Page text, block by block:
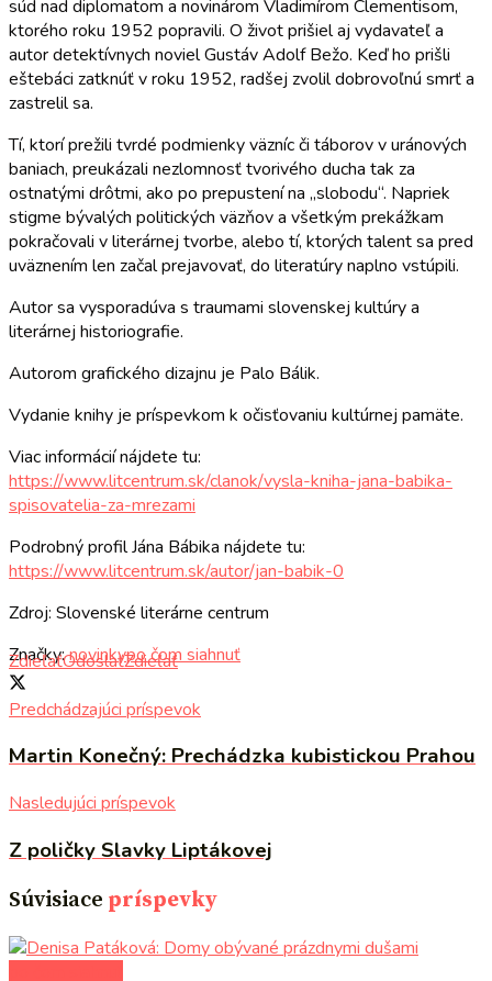
súd nad diplomatom a novinárom Vladimírom Clementisom,
ktorého roku 1952 popravili. O život prišiel aj vydavateľ a
autor detektívnych noviel Gustáv Adolf Bežo. Keď ho prišli
eštebáci zatknúť v roku 1952, radšej zvolil dobrovoľnú smrť a
zastrelil sa.
Tí, ktorí prežili tvrdé podmienky väzníc či táborov v uránových
baniach, preukázali nezlomnosť tvorivého ducha tak za
ostnatými drôtmi, ako po prepustení na „slobodu“. Napriek
stigme bývalých politických väzňov a všetkým prekážkam
pokračovali v literárnej tvorbe, alebo tí, ktorých talent sa pred
uväznením len začal prejavovať, do literatúry naplno vstúpili.
Autor sa vysporadúva s traumami slovenskej kultúry a
literárnej historiografie.
Autorom grafického dizajnu je Palo Bálik.
Vydanie knihy je príspevkom k očisťovaniu kultúrnej pamäte.
Viac informácií nájdete tu:
https://www.litcentrum.sk/clanok/vysla-kniha-jana-babika-
spisovatelia-za-mrezami
Podrobný profil Jána Bábika nájdete tu:
https://www.litcentrum.sk/autor/jan-babik-0
Zdroj: Slovenské literárne centrum
Značky:novinkypo čom siahnuť
ZdieľaťOdoslaťZdieľať
Predchádzajúci príspevok
Martin Konečný: Prechádzka kubistickou Prahou
Nasledujúci príspevok
Z poličky Slavky Liptákovej
Súvisiace príspevky